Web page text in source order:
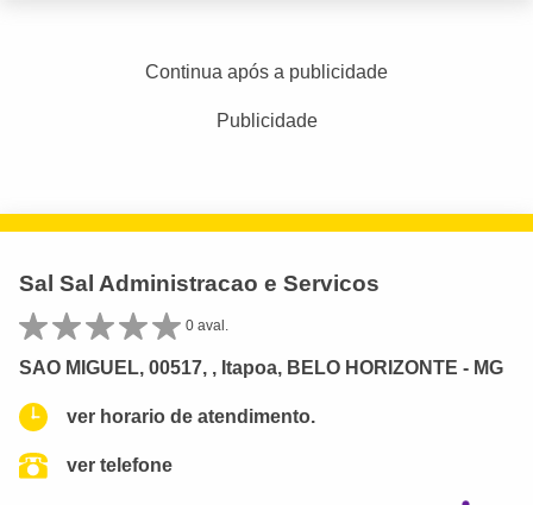
Continua após a publicidade
Publicidade
Sal Sal Administracao e Servicos
0 aval.
SAO MIGUEL, 00517, , Itapoa, BELO HORIZONTE - MG
ver horario de atendimento.
ver telefone